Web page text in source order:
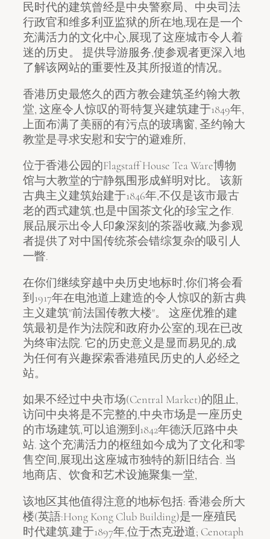
民时代的建筑曾经是中央警察局、中央司法
行政官和维多利亚监狱的所在地,现在是一个
充满活力的文化中心,展现了这座城市令人着
迷的历史。 提供导游服务,使参观者更深入地
了解该网站的重要性及其所报道的情况。
香港历史最悠久的西方教会建筑圣约翰大教
堂, 这座令人惊叹的哥特复兴建筑建于1849年,
上面布满了美丽的有污点的玻璃窗, 圣约翰大
教堂是寻求安慰和安宁的避难所,
位于香港公园的Flagstaff House Tea Ware博物
馆与大教堂的宁静氛围形成鲜明对比。 该新
古典主义建筑始建于1846年,不仅是该市最古
老的西式建筑,也是中国茶文化的珍宝之作.
展品展示出令人印象深刻的茶器收藏,为参观
者提供了对中国传统茶会错综复杂的吸引人
一瞥.
在你们继续穿越中央历史地标时,你们将会看
到1917年在电池道上建造的令人惊叹的新古典
主义建筑"前法国传教大楼"。 这座优雅的建
筑最初是作为法院和政府办公室的,现在已改
为终审法院. 它的历史意义是显而易见的,成
为任何有兴趣探索香港殖民历史的人必经之
站。
如果不经过中央市场(Central Market)的阻止,
访问中央将是不完整的,中央市场是一座历史
的市场建筑,可以追溯到1842年德沃厄路中央
站. 这个充满活力的枢纽如今成为了文化和零
售空间,展现出这座城市独特的新旧结合. 当
地商店、饮食和艺术设施聚集一堂,
该地区其他值得注意的地标包括: 香港会所大
楼(英語:Hong Kong Club Building)是一座殖民
时代建筑,建于1897年,位于杰克逊道; Cenotaph